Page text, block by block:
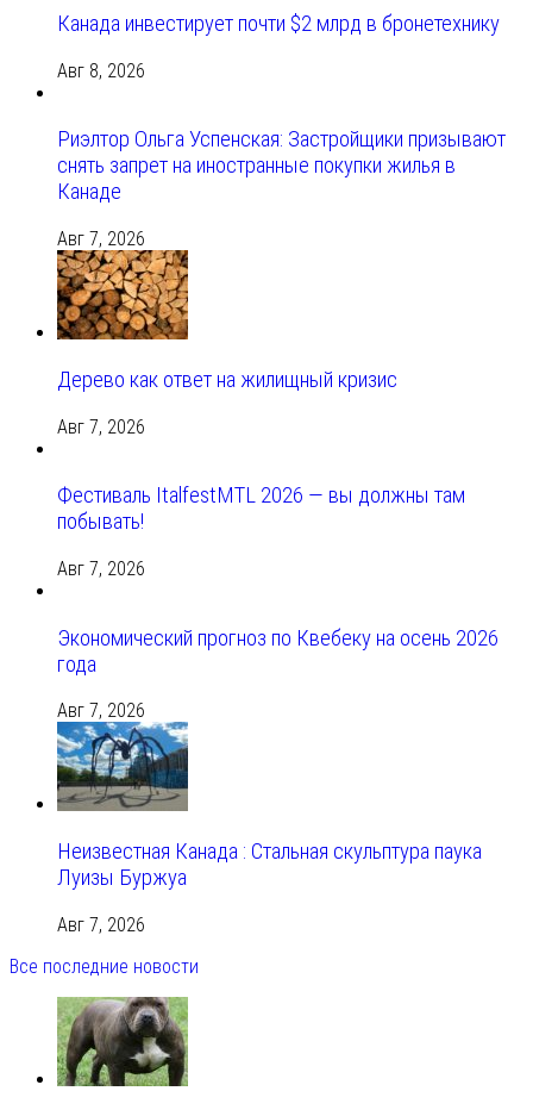
Канада инвестирует почти $2 млрд в бронетехнику
Авг 8, 2026
Риэлтор Ольга Успенская: Застройщики призывают
снять запрет на иностранные покупки жилья в
Канаде
Авг 7, 2026
Дерево как ответ на жилищный кризис
Авг 7, 2026
Фестиваль ItalfestMTL 2026 — вы должны там
побывать!
Авг 7, 2026
Экономический прогноз по Квебеку на осень 2026
года
Авг 7, 2026
Неизвестная Канада : Стальная скульптура паука
Луизы Буржуа
Авг 7, 2026
Все последние новости